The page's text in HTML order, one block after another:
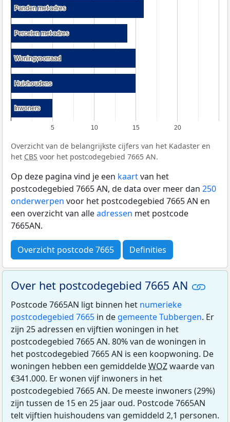
5 10 15 20
Panden met adres
Panden met adres
Percelen met adres
Percelen met adres
Woningvoorraad
Woningvoorraad
Huishoudens
Huishoudens
Inwoners
Inwoners
Overzicht van de belangrijkste cijfers van het Kadaster en
het CBS voor het postcodegebied 7665 AN.
Op deze pagina vind je een kaartvan het
postcodegebied 7665 AN, de data over meer dan 250
onderwerpen voor het postcodegebied 7665 AN en
een overzicht van alleadressen met postcode
7665AN.
Overzicht postcode 7665 Definities
Over het postcodegebied 7665 AN
Postcode 7665AN ligt binnen het numerieke
postcodegebied 7665 in de gemeente Tubbergen. Er
zijn 25 adressen en vijftien woningen in het
postcodegebied 7665 AN. 80% van de woningen in
het postcodegebied 7665 AN is een koopwoning. De
woningen hebben een gemiddeldeWOZwaarde van
€341.000. Er wonen vijf inwoners in het
postcodegebied 7665 AN. De meeste inwoners (29%)
zijn tussen de 15 en 25 jaar oud. Postcode 7665AN
telt vijftien huishoudens van gemiddeld 2,1 personen.